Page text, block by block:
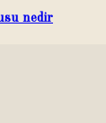
nedir